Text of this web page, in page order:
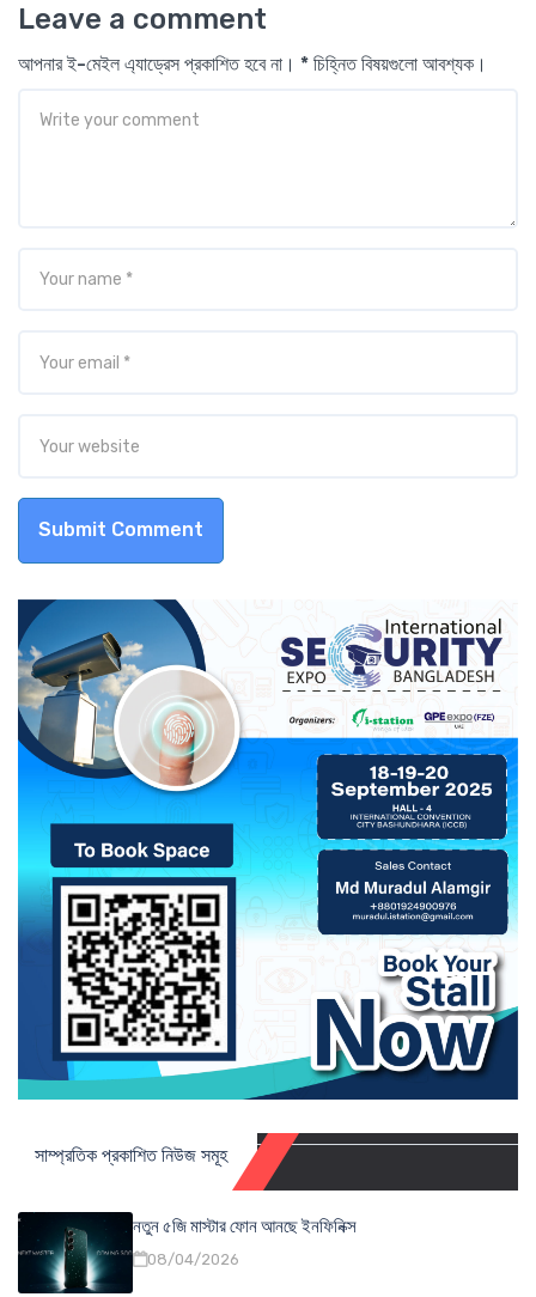
Leave a comment
আপনার ই-মেইল এ্যাড্রেস প্রকাশিত হবে না। * চিহ্নিত বিষয়গুলো আবশ্যক।
Submit Comment
সাম্প্রতিক প্রকাশিত নিউজ সমূহ
নতুন ৫জি মাস্টার ফোন আনছে ইনফিনিক্স
08/04/2026